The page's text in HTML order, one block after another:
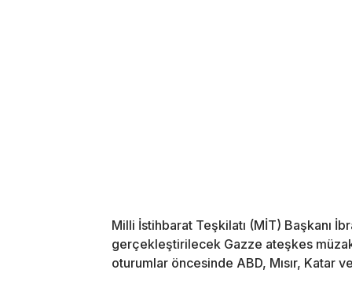
Milli İstihbarat Teşkilatı (MİT) Başkanı
gerçekleştirilecek Gazze ateşkes
oturumlar öncesinde ABD, Mısır, Katar